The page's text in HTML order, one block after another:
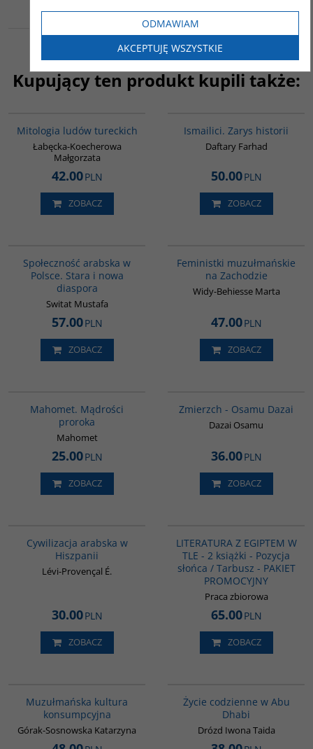
Kupujący ten produkt kupili także:
Mitologia ludów tureckich
Łabęcka-Koecherowa
Małgorzata
42.00PLN
ZOBACZ
Ismailici. Zarys historii
Daftary Farhad
50.00PLN
ZOBACZ
Społeczność arabska w
Polsce. Stara i nowa
diaspora
Switat Mustafa
57.00PLN
ZOBACZ
Feministki muzułmańskie
na Zachodzie
Widy-Behiesse Marta
47.00PLN
ZOBACZ
Mahomet. Mądrości
proroka
Mahomet
25.00PLN
ZOBACZ
Zmierzch - Osamu Dazai
Dazai Osamu
36.00PLN
ZOBACZ
Cywilizacja arabska w
Hiszpanii
Lévi-Provençal É.
30.00PLN
ZOBACZ
LITERATURA Z EGIPTEM W
TLE - 2 książki - Pozycja
słońca / Tarbusz - PAKIET
PROMOCYJNY
Praca zbiorowa
65.00PLN
ZOBACZ
Muzułmańska kultura
konsumpcyjna
Górak-Sosnowska Katarzyna
Życie codzienne w Abu
Dhabi
Drózd Iwona Taida
ODMAWIAM
AKCEPTUJĘ WSZYSTKIE